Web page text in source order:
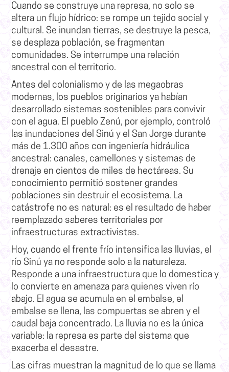
Cuando se construye una represa, no solo se
altera un flujo hídrico: se rompe un tejido social y
cultural. Se inundan tierras, se destruye la pesca,
se desplaza población, se fragmentan
comunidades. Se interrumpe una relación
ancestral con el territorio.
Antes del colonialismo y de las megaobras
modernas, los pueblos originarios ya habían
desarrollado sistemas sostenibles para convivir
con el agua. El pueblo Zenú, por ejemplo, controló
las inundaciones del Sinú y el San Jorge durante
más de 1.300 años con ingeniería hidráulica
ancestral: canales, camellones y sistemas de
drenaje en cientos de miles de hectáreas. Su
conocimiento permitió sostener grandes
poblaciones sin destruir el ecosistema. La
catástrofe no es natural: es el resultado de haber
reemplazado saberes territoriales por
infraestructuras extractivistas.
Hoy, cuando el frente frío intensifica las lluvias, el
río Sinú ya no responde solo a la naturaleza.
Responde a una infraestructura que lo domestica y
lo convierte en amenaza para quienes viven río
abajo. El agua se acumula en el embalse, el
embalse se llena, las compuertas se abren y el
caudal baja concentrado. La lluvia no es la única
variable: la represa es parte del sistema que
exacerba el desastre.
Las cifras muestran la magnitud de lo que se llama